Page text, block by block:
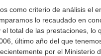
como criterio de análisis el
lo recaudado en
total de las prestaciones, lo
último año del que
por el Ministerio